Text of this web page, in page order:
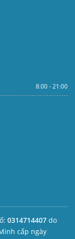
8:00 - 21:00
0314714407 do
cấp ngày